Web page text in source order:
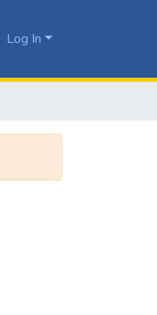
Log In